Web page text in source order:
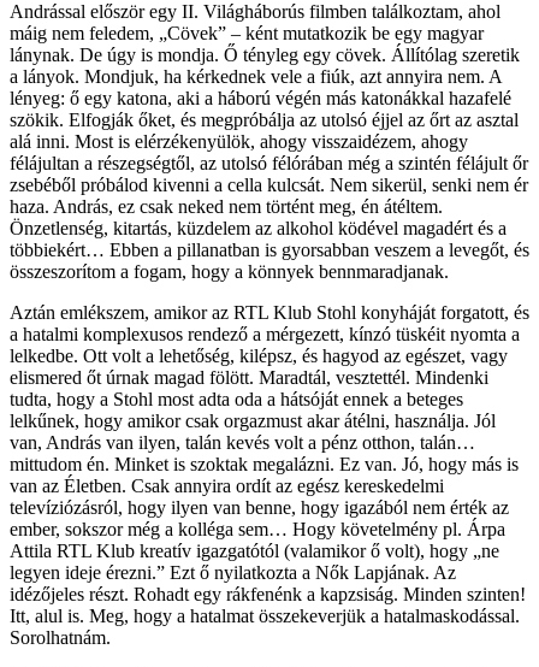
Andrással először egy II. Világháborús filmben találkoztam, ahol
máig nem feledem, „Cövek” – ként mutatkozik be egy magyar
lánynak. De úgy is mondja. Ő tényleg egy cövek. Állítólag szeretik
a lányok. Mondjuk, ha kérkednek vele a fiúk, azt annyira nem. A
lényeg: ő egy katona, aki a háború végén más katonákkal hazafelé
szökik. Elfogják őket, és megpróbálja az utolsó éjjel az őrt az asztal
alá inni. Most is elérzékenyülök, ahogy visszaidézem, ahogy
félájultan a részegségtől, az utolsó félórában még a szintén félájult őr
zsebéből próbálod kivenni a cella kulcsát. Nem sikerül, senki nem ér
haza. András, ez csak neked nem történt meg, én átéltem.
Önzetlenség, kitartás, küzdelem az alkohol ködével magadért és a
többiekért… Ebben a pillanatban is gyorsabban veszem a levegőt, és
összeszorítom a fogam, hogy a könnyek bennmaradjanak.
Aztán emlékszem, amikor az RTL Klub Stohl konyháját forgatott, és
a hatalmi komplexusos rendező a mérgezett, kínzó tüskéit nyomta a
lelkedbe. Ott volt a lehetőség, kilépsz, és hagyod az egészet, vagy
elismered őt úrnak magad fölött. Maradtál, vesztettél. Mindenki
tudta, hogy a Stohl most adta oda a hátsóját ennek a beteges
lelkűnek, hogy amikor csak orgazmust akar átélni, használja. Jól
van, András van ilyen, talán kevés volt a pénz otthon, talán…
mittudom én. Minket is szoktak megalázni. Ez van. Jó, hogy más is
van az Életben. Csak annyira ordít az egész kereskedelmi
televíziózásról, hogy ilyen van benne, hogy igazából nem érték az
ember, sokszor még a kolléga sem… Hogy követelmény pl. Árpa
Attila RTL Klub kreatív igazgatótól (valamikor ő volt), hogy „ne
legyen ideje érezni.” Ezt ő nyilatkozta a Nők Lapjának. Az
idézőjeles részt. Rohadt egy rákfenénk a kapzsiság. Minden szinten!
Itt, alul is. Meg, hogy a hatalmat összekeverjük a hatalmaskodással.
Sorolhatnám.